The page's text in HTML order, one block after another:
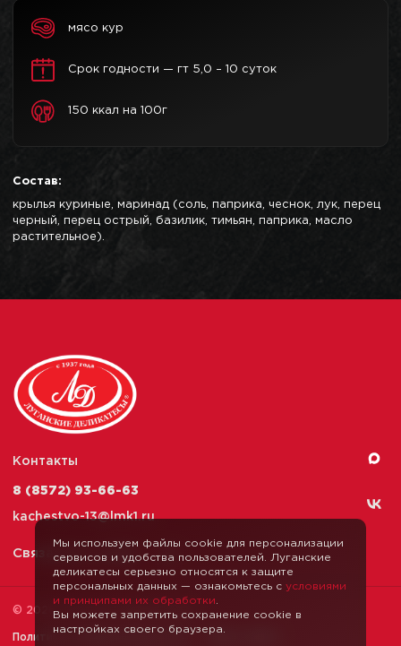
Мы используем файлы cookie для персонализации
сервисов и удобства пользователей. Луганские
деликатесы серьезно относятся к защите
персональных данных — ознакомьтесь с условиями
и принципами их обработки
Вы можете запретить сохранение cookie в
настройках своего браузера.
мясо кур
Срок годности — гт 5,0 – 10 суток
150 ккал на 100г
Состав:
крылья куриные, маринад (соль, паприка, чеснок, лук, перец
черный, перец острый, базилик, тимьян, паприка, масло
растительное).
Контакты
8 (8572) 93-66-63
kachestvo-13@lmk1.ru
Связаться с нами
© 2026 Луганские Деликатесы
Политика конфиденциальности Карта сайта